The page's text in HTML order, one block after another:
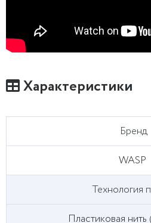
Характеристики
Бренд
WASP
Технология
Пластиковая